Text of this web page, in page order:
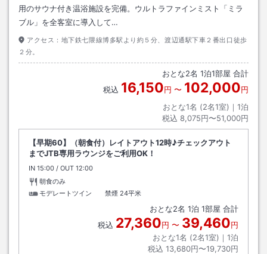
用のサウナ付き温浴施設を完備。ウルトラファインミスト「ミラ
ブル」を全客室に導入して…
アクセス： 地下鉄七隈線博多駅より約５分、渡辺通駅下車２番出口徒歩
２分。
おとな2名 1泊1部屋 合計
税込 16,150円 〜 102,000円
おとな1名 (2名1室)｜ 1泊
税込 8,075円〜51,000円
【早期60】（朝食付）レイトアウト12時♪チェックアウト
までJTB専用ラウンジをご利用OK！
IN チェックイン
15:00 / OUT チェックアウト
12:00
朝食のみ
モデレートツイン 禁煙 24平米
おとな2名 1泊 1部屋 合計
税込 27,360円 〜 39,460円
おとな1名 (2名1室)｜ 1泊
税込 13,680円〜19,730円